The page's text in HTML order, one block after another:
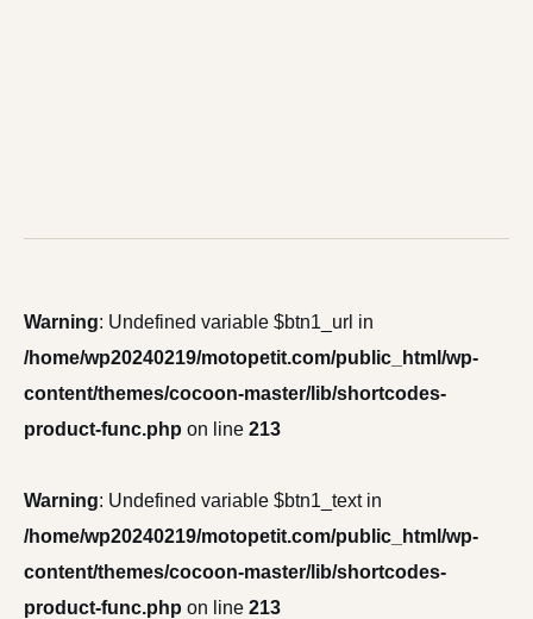
Warning: Undefined variable $btn1_url in
/home/wp20240219/motopetit.com/public_html/wp-
content/themes/cocoon-master/lib/shortcodes-
product-func.php on line 213
Warning: Undefined variable $btn1_text in
/home/wp20240219/motopetit.com/public_html/wp-
content/themes/cocoon-master/lib/shortcodes-
product-func.php on line 213